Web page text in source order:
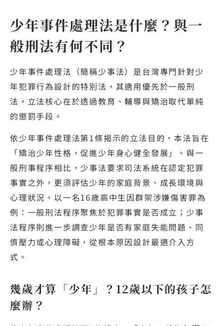
少年事件處理法是什麼？與一
般刑法有何不同？
少年事件處理法（簡稱少事法）是台灣專門針對少
年犯罪行為設計的特別法，其適用優先於一般刑
法，立法核心在於透過教育、輔導與矯治取代單純
的懲罰手段。
依少年事件處理法第1條揭示的立法目的，本法旨在
「矯治少年性格，促進少年身心健全發展」。與一
般刑事程序相比，少事法要求司法系統在認定犯罪
事實之外，更須評估少年的家庭背景、成長環境與
心理狀況。以一名16歲高中生因群架涉嫌傷害罪為
例：一般刑法程序聚焦於犯罪事實是否成立；少事
法程序則進一步調查少年是否有家庭失能問題、同
儕壓力或心理障礙，從根本原因設計最適介入方
式。
幾歲才算「少年」？12歲以下的孩子怎
麼辦？